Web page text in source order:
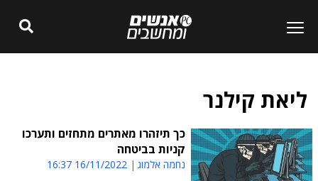
ליאת קילנר
כך תיזהרו מאתרים מתחזים ותערכו
קניות בביטחה
נחמה אלמוג 16/11/2022 16:37